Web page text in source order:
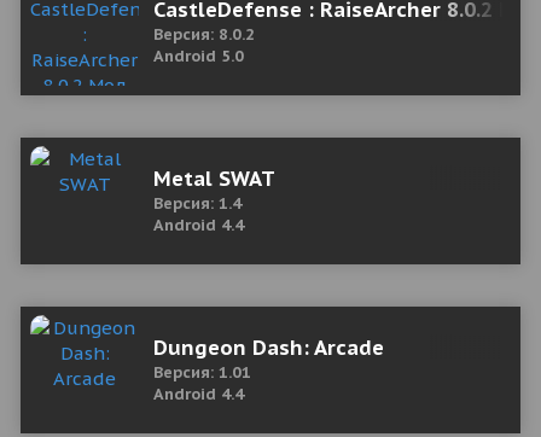
CastleDefense : RaiseArcher 8.0.2
Версия: 8.0.2
Android 5.0
Metal SWAT
Версия: 1.4
Android 4.4
Dungeon Dash: Arcade
Версия: 1.01
Android 4.4